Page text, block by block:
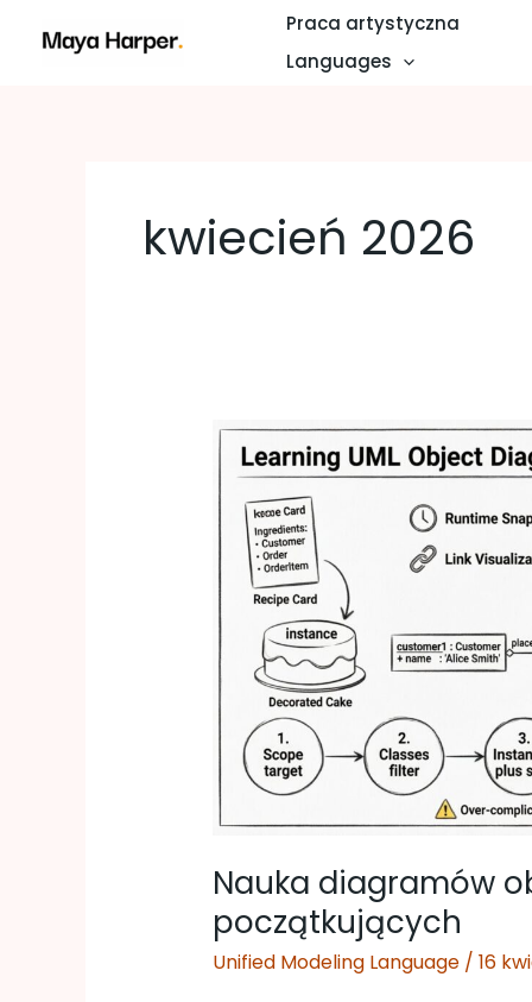
Praca artystyczna
Languages
kwiecień 2026
Nauka diagramów
początkujących
Unified Modeling Language/ 16
Nauka
diagramów
obiektów
UML:
Przewodnik
dla
początkujących